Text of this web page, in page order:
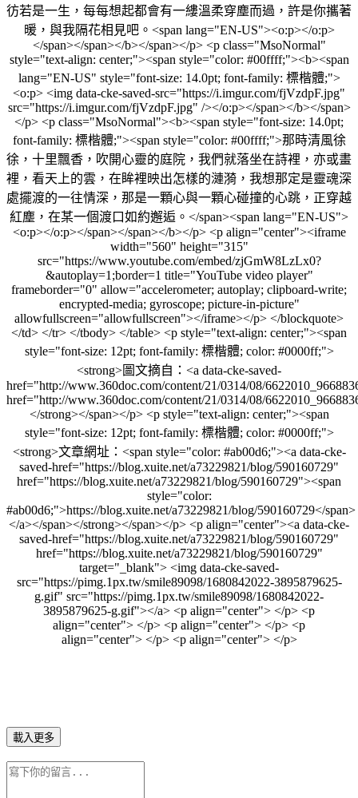
彷若是一生，每每想起都會有一縷溫柔穿塵而過，許是你攜著
暖，與我隔花相見吧。<span lang="EN-US"><o:p></o:p>
</span></span></b></span></p> <p class="MsoNormal"
style="text-align: center;"><span style="color: #00ffff;"><b><span
lang="EN-US" style="font-size: 14.0pt; font-family: 標楷體;">
<o:p> <img data-cke-saved-src="https://i.imgur.com/fjVzdpF.jpg"
src="https://i.imgur.com/fjVzdpF.jpg" /></o:p></span></b></span>
</p> <p class="MsoNormal"><b><span style="font-size: 14.0pt;
font-family: 標楷體;"><span style="color: #00ffff;">那時清風徐
徐，十里飄香，吹開心靈的庭院，我們就落坐在詩裡，亦或畫
裡，看天上的雲，在眸裡映出怎樣的漣漪，我想那定是靈魂深
處擺渡的一往情深，那是一顆心與一顆心碰撞的心跳，正穿越
紅塵，在某一個渡口如約邂逅。</span><span lang="EN-US">
<o:p></o:p></span></span></b></p> <p align="center"><iframe
width="560" height="315"
src="https://www.youtube.com/embed/zjGmW8LzLx0?
&autoplay=1;border=1 title="YouTube video player"
frameborder="0" allow="accelerometer; autoplay; clipboard-write;
encrypted-media; gyroscope; picture-in-picture"
allowfullscreen="allowfullscreen"></iframe></p> </blockquote>
</td> </tr> </tbody> </table> <p style="text-align: center;"><span
style="font-size: 12pt; font-family: 標楷體; color: #0000ff;">
<strong>圖文摘自：<a data-cke-saved-
href="http://www.360doc.com/content/21/0314/08/
href="http://www.360doc.com/content/21/0314/08/
</strong></span></p> <p style="text-align: center;"><span
style="font-size: 12pt; font-family: 標楷體; color: #0000ff;">
<strong>文章網址：<span style="color: #ab00d6;"><a data-cke-
saved-href="https://blog.xuite.net/a73229821/blog/590160729"
href="https://blog.xuite.net/a73229821/blog/590160729"><span
style="color:
#ab00d6;">https://blog.xuite.net/a73229821/blog/590160729</span>
</a></span></strong></span></p> <p align="center"><a data-cke-
saved-href="https://blog.xuite.net/a73229821/blog/590160729"
href="https://blog.xuite.net/a73229821/blog/590160729"
target="_blank"> <img data-cke-saved-
src="https://pimg.1px.tw/smile89098/1680842022-3895879625-
g.gif" src="https://pimg.1px.tw/smile89098/1680842022-
3895879625-g.gif"></a> <p align="center"> </p> <p
align="center"> </p> <p align="center"> </p> <p
align="center"> </p> <p align="center"> </p>
載入更多